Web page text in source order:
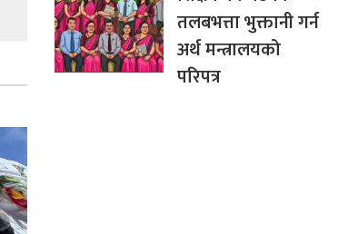
तलबभत्ता भुक्तानी गर्न
अर्थ मन्त्रालयको
परिपत्र